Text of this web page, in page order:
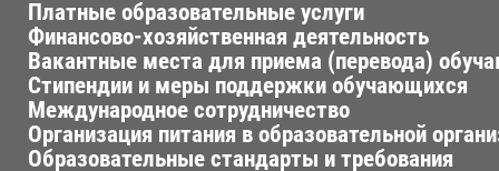
Платные образовательные услуги
Финансово-хозяйственная деятельность
Вакантные места для приема (перевода)
Стипендии и меры поддержки обучающихся
Международное сотрудничество
Организация питания в образовательной
Образовательные стандарты и требования